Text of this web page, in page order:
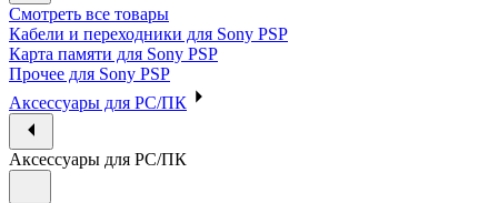
Смотреть все товары
Кабели и переходники для Sony PSP
Карта памяти для Sony PSP
Прочее для Sony PSP
Аксессуары для PC/ПК
Аксессуары для PC/ПК